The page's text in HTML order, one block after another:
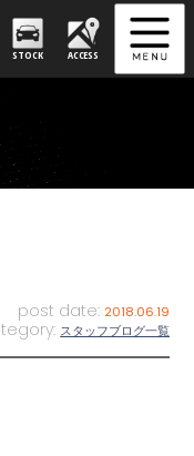
STOCK ACCESS
post date: 2018.06.19
スタッフブログ一覧